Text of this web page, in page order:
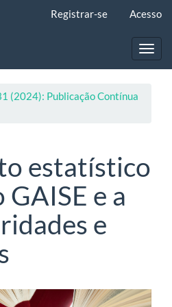
Registrar-se Acesso
(2024): Publicação Contínua
estatístico
e a
e